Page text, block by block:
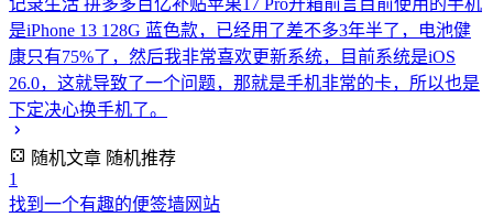
记录生活 拼多多百亿补贴苹果17 Pro开箱前言目前使用的手机
是iPhone 13 128G 蓝色款，已经用了差不多3年半了，电池健
康只有75%了，然后我非常喜欢更新系统，目前系统是iOS
26.0，这就导致了一个问题，那就是手机非常的卡，所以也是
下定决心换手机了。
随机文章 随机推荐
1
找到一个有趣的便签墙网站